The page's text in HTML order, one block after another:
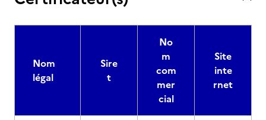
Nom
légal
Sire
t
No
m
com
mer
cial
Site
inte
rnet